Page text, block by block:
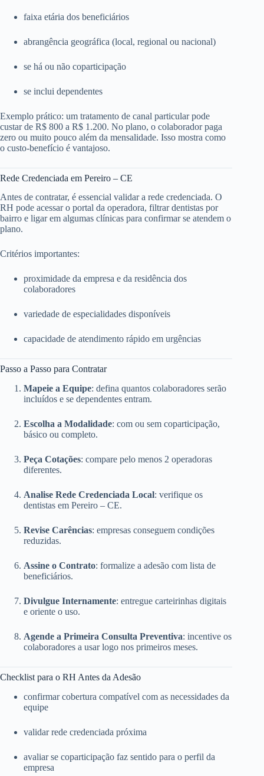
faixa etária dos beneficiários
abrangência geográfica (local, regional ou nacional)
se há ou não coparticipação
se inclui dependentes
Exemplo prático: um tratamento de canal particular pode
custar de R$ 800 a R$ 1.200. No plano, o colaborador paga
zero ou muito pouco além da mensalidade. Isso mostra como
o custo-benefício é vantajoso.
Rede Credenciada em Pereiro – CE
Antes de contratar, é essencial validar a rede credenciada. O
RH pode acessar o portal da operadora, filtrar dentistas por
bairro e ligar em algumas clínicas para confirmar se atendem o
plano.
Critérios importantes:
proximidade da empresa e da residência dos
colaboradores
variedade de especialidades disponíveis
capacidade de atendimento rápido em urgências
Passo a Passo para Contratar
Mapeie a Equipe: defina quantos colaboradores serão
incluídos e se dependentes entram.
Escolha a Modalidade: com ou sem coparticipação,
básico ou completo.
Peça Cotações: compare pelo menos 2 operadoras
diferentes.
Analise Rede Credenciada Local: verifique os
dentistas em Pereiro – CE.
Revise Carências: empresas conseguem condições
reduzidas.
Assine o Contrato: formalize a adesão com lista de
beneficiários.
Divulgue Internamente: entregue carteirinhas digitais
e oriente o uso.
Agende a Primeira Consulta Preventiva: incentive os
colaboradores a usar logo nos primeiros meses.
Checklist para o RH Antes da Adesão
confirmar cobertura compatível com as necessidades da
equipe
validar rede credenciada próxima
avaliar se coparticipação faz sentido para o perfil da
empresa